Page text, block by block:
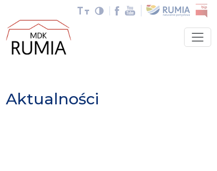
Aktualności